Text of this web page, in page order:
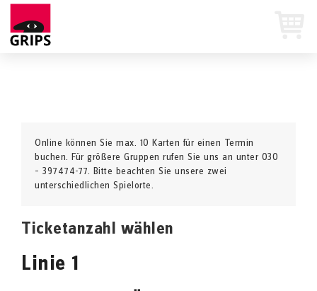
Online können Sie max. 10 Karten für einen Termin
buchen. Für größere Gruppen rufen Sie uns an unter 030
– 397474-77. Bitte beachten Sie unsere zwei
unterschiedlichen Spielorte.
Ticketanzahl wählen
Linie 1